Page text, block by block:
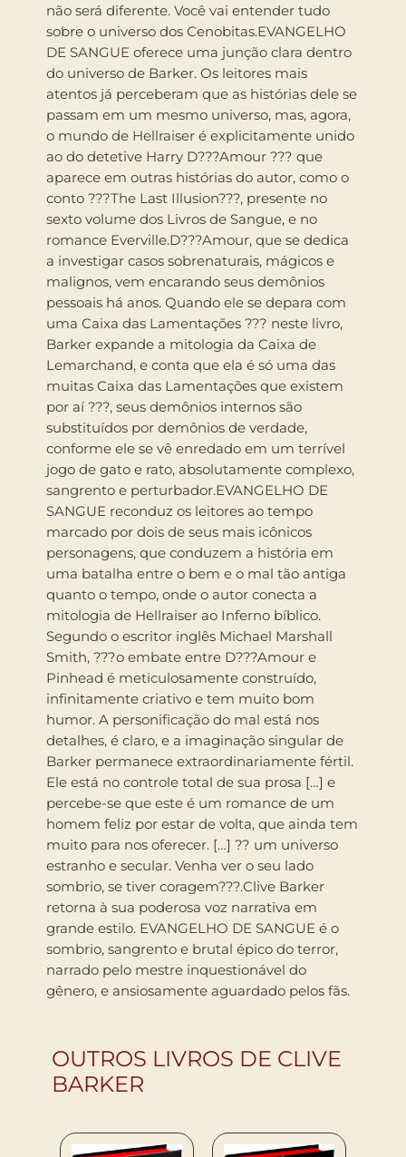
não será diferente. Você vai entender tudo
sobre o universo dos Cenobitas.EVANGELHO
DE SANGUE oferece uma junção clara dentro
do universo de Barker. Os leitores mais
atentos já perceberam que as histórias dele se
passam em um mesmo universo, mas, agora,
o mundo de Hellraiser é explicitamente unido
ao do detetive Harry D???Amour ??? que
aparece em outras histórias do autor, como o
conto ???The Last Illusion???, presente no
sexto volume dos Livros de Sangue, e no
romance Everville.D???Amour, que se dedica
a investigar casos sobrenaturais, mágicos e
malignos, vem encarando seus demônios
pessoais há anos. Quando ele se depara com
uma Caixa das Lamentações ??? neste livro,
Barker expande a mitologia da Caixa de
Lemarchand, e conta que ela é só uma das
muitas Caixa das Lamentações que existem
por aí ???, seus demônios internos são
substituídos por demônios de verdade,
conforme ele se vê enredado em um terrível
jogo de gato e rato, absolutamente complexo,
sangrento e perturbador.EVANGELHO DE
SANGUE reconduz os leitores ao tempo
marcado por dois de seus mais icônicos
personagens, que conduzem a história em
uma batalha entre o bem e o mal tão antiga
quanto o tempo, onde o autor conecta a
mitologia de Hellraiser ao Inferno bíblico.
Segundo o escritor inglês Michael Marshall
Smith, ???o embate entre D???Amour e
Pinhead é meticulosamente construído,
infinitamente criativo e tem muito bom
humor. A personificação do mal está nos
detalhes, é claro, e a imaginação singular de
Barker permanece extraordinariamente fértil.
Ele está no controle total de sua prosa […] e
percebe-se que este é um romance de um
homem feliz por estar de volta, que ainda tem
muito para nos oferecer. […] ?? um universo
estranho e secular. Venha ver o seu lado
sombrio, se tiver coragem???.Clive Barker
retorna à sua poderosa voz narrativa em
grande estilo. EVANGELHO DE SANGUE é o
sombrio, sangrento e brutal épico do terror,
narrado pelo mestre inquestionável do
gênero, e ansiosamente aguardado pelos fãs.
OUTROS LIVROS DE CLIVE
BARKER